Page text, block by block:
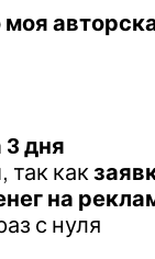
3 дня
так как
на
с нуля